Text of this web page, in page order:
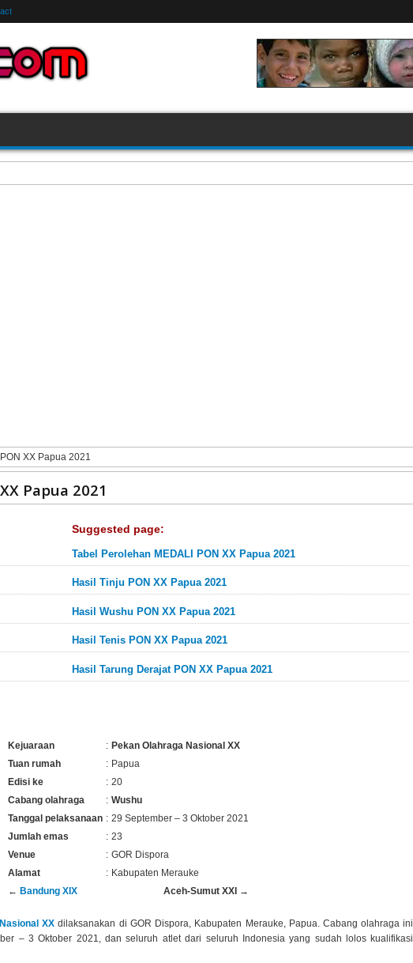
XX Papua 2021
Papua 2021
Suggested page:
Tabel Perolehan MEDALI PON XX Papua 2021
Hasil Tinju PON XX Papua 2021
Hasil Wushu PON XX Papua 2021
Hasil Tenis PON XX Papua 2021
Hasil Tarung Derajat PON XX Papua 2021
Kejuaraan : Pekan Olahraga Nasional XX
Tuan rumah
: Papua
Edisi ke
: 20
Cabang olahraga
: Wushu
Tanggal pelaksanaan : 29 September – 3 Oktober 2021
Jumlah emas
: 23
Venue
: GOR Dispora
Alamat
: Kabupaten Merauke
← Bandung XIX Aceh-Sumut XXI →
XX dilaksanakan di GOR Dispora, Kabupaten Merauke, Papua. Cabang olahraga ini
– 3 Oktober 2021, dan seluruh atlet dari seluruh Indonesia yang sudah lolos kualifikasi